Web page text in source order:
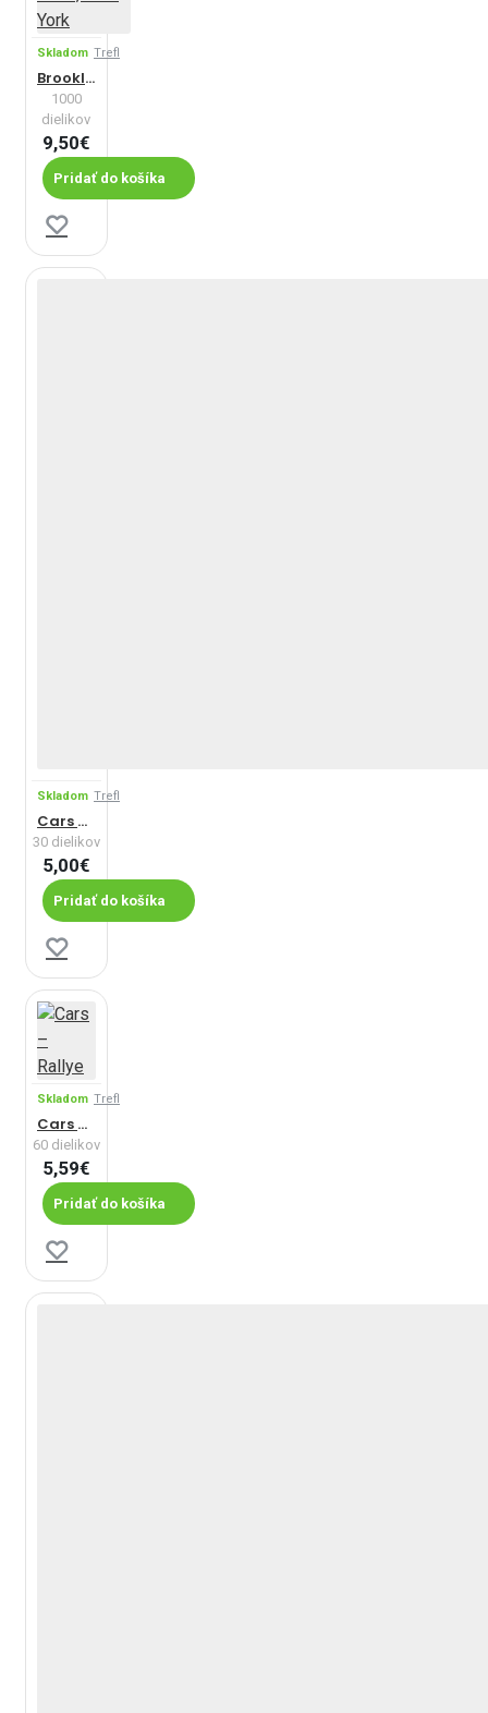
Skladom Trefl
Brooklynský most, New York
1000
dielikov
9,50€
Pridať do košíka
Skladom Trefl
Cars – pred pretekmi
30 dielikov
5,00€
Pridať do košíka
Skladom Trefl
Cars – Rallye
60 dielikov
5,59€
Pridať do košíka